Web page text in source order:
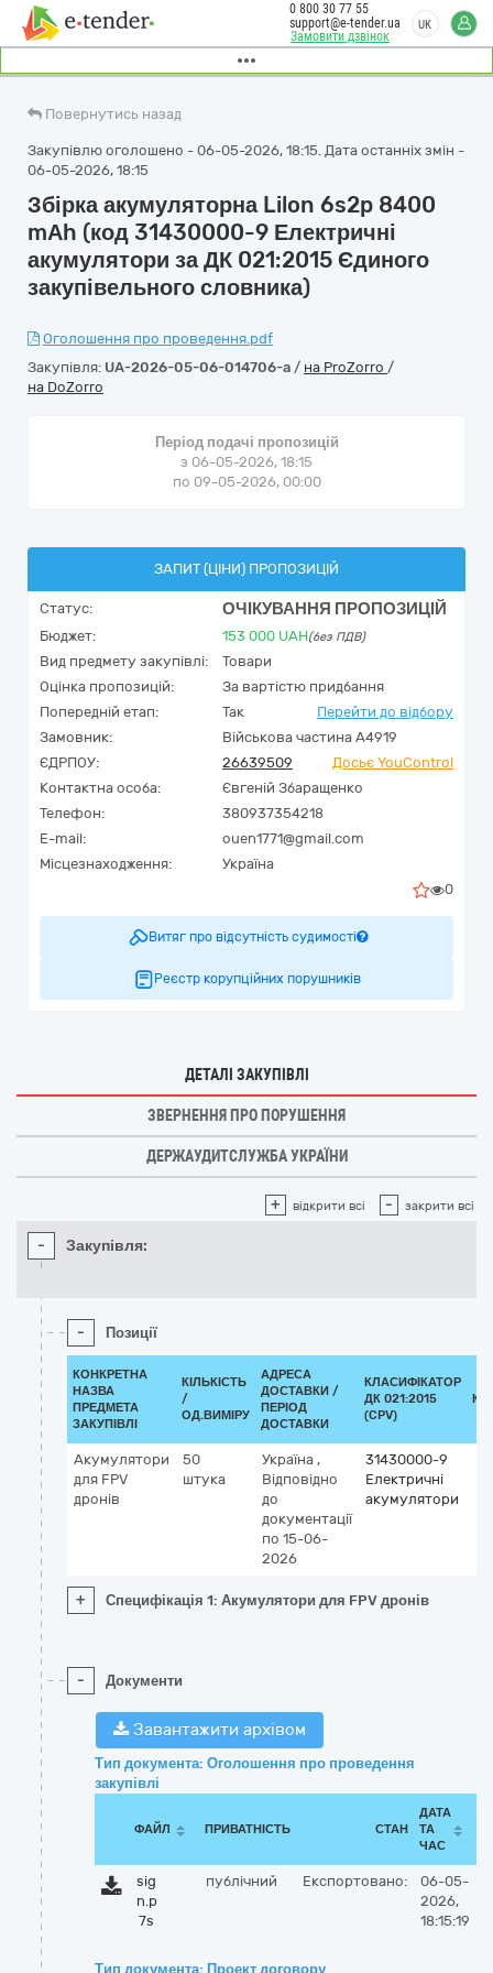
Замовити дзвінок
0 800 30 77 55
support@e-tender.ua
UK
Повернутись назад
Закупівлю оголошено - 06-05-2026, 18:15. Дата останніх змін -
06-05-2026, 18:15
Збірка акумуляторна Lilon 6s2p 8400
mАh (код 31430000-9 Електричні
акумулятори за ДК 021:2015 Єдиного
закупівельного словника)
Оголошення про проведення.pdf
Закупівля: UA-2026-05-06-014706-a / на ProZorro /
на DoZorro
Період подачі пропозицій
з 06-05-2026, 18:15
по 09-05-2026, 00:00
ЗАПИТ (ЦІНИ) ПРОПОЗИЦІЙ
Статус: ОЧІКУВАННЯ ПРОПОЗИЦІЙ
Бюджет: 153 000 UAH(без ПДВ)
Вид предмету закупівлі:
Товари
Оцінка пропозицій:
За вартістю придбання
Попередній етап:
Так
Перейти до відбору
Замовник:
Військова частина А4919
ЄДРПОУ:
26639509
Досьє YouControl
Контактна особа:
Євгеній Збаращенко
Телефон:
380937354218
E-mail:
ouen1771@gmail.com
Місцезнаходження:
Україна
0
Витяг про відсутність судимості
Реєстр корупційних порушників
ДЕТАЛІ ЗАКУПІВЛІ
ЗВЕРНЕННЯ ПРО ПОРУШЕННЯ
ДЕРЖАУДИТСЛУЖБА УКРАЇНИ
+ відкрити всі - закрити всі
- Закупівля:
- Позиції
КОНКРЕТНА
НАЗВА
ПРЕДМЕТА
ЗАКУПІВЛІ
КІЛЬКІСТЬ
/
ОД.ВИМІРУ
АДРЕСА
ДОСТАВКИ /
ПЕРІОД
ДОСТАВКИ
КЛАСИФІКАТОР
ДК 021:2015
(CPV)
Акумулятори
для FPV
дронів
50
штука
Україна ,
Відповідно
до
документації
по 15-06-
2026
31430000-9
Електричні
акумулятори
+ Специфікація 1: Акумулятори для FPV дронів
- Документи
Завантажити архівом
Тип документа: Оголошення про проведення
закупівлі
ФАЙЛ ПРИВАТНІСТЬ СТАН
ДАТА
ТА
ЧАС
sig
n.p
7s
публічний Експортовано:
06-05-
2026,
18:15:19
Тип документа: Проект договору